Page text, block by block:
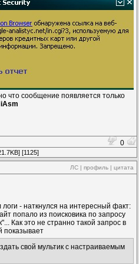
что сообщение появляется только
0
[1125]
ЛС | профиль | цитата
- наткнулся на интересный факт:
попало из поисковика по запросу
Как это не странно такой запрос в
показывает
свой мультик с настраиваемым